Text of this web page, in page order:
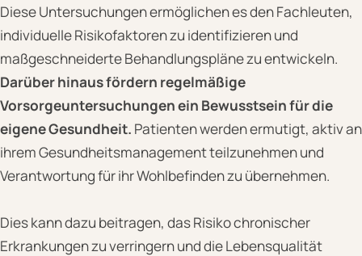
Diese Untersuchungen ermöglichen es den Fachleuten,
individuelle Risikofaktoren zu identifizieren und
maßgeschneiderte Behandlungspläne zu entwickeln.
Darüber hinaus fördern regelmäßige
Vorsorgeuntersuchungen ein Bewusstsein für die
eigene Gesundheit. Patienten werden ermutigt, aktiv an
ihrem Gesundheitsmanagement teilzunehmen und
Verantwortung für ihr Wohlbefinden zu übernehmen.
Dies kann dazu beitragen, das Risiko chronischer
Erkrankungen zu verringern und die Lebensqualität